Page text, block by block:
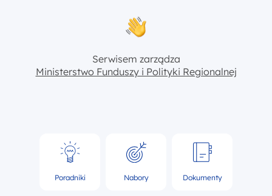
Serwisem zarządza
Ministerstwo Funduszy i Polityki Regionalnej
Poradniki Nabory Dokumenty